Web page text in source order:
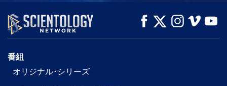
観る シリーズを探求
番組
オリジナル･シリーズ